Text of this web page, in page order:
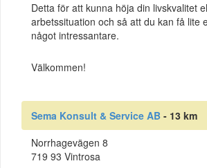
Detta för att kunna höja din livskvalitet
arbetssituation och så att du kan få lite
något intressantare.
Välkommen!
Sema Konsult & Service AB - 13 km
Norrhagevägen 8
719 93 Vintrosa